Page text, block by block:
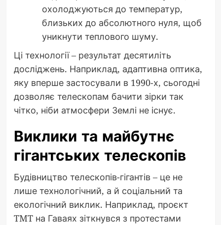
охолоджуються до температур,
близьких до абсолютного нуля, щоб
уникнути теплового шуму.
Ці технології – результат десятиліть
досліджень. Наприклад, адаптивна оптика,
яку вперше застосували в 1990-х, сьогодні
дозволяє телескопам бачити зірки так
чітко, ніби атмосфери Землі не існує.
Виклики та майбутнє
гігантських телескопів
Будівництво телескопів-гігантів – це не
лише технологічний, а й соціальний та
екологічний виклик. Наприклад, проєкт
TMT на Гаваях зіткнувся з протестами